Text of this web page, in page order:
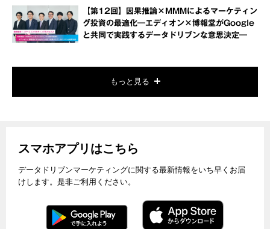
【第12回】因果推論×MMMによるマーケティン
グ投資の最適化―エディオン×博報堂がGoogle
と共同で実践するデータドリブンな意思決定―
もっと見る
スマホアプリはこちら
データドリブンマーケティングに関する最新情報をいち早くお届
けします。是非ご利用ください。